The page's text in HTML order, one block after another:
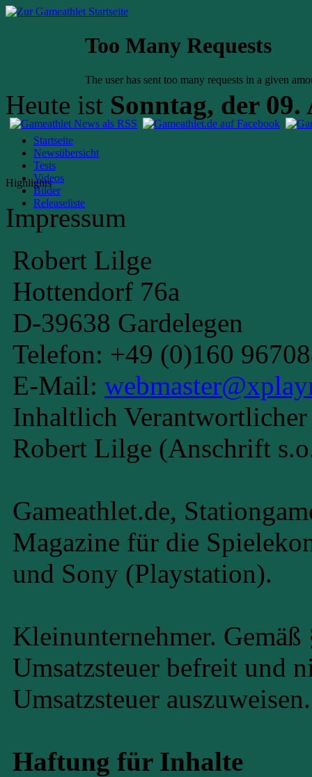
Heute ist Sonntag, der 09.
Startseite
Newsübersicht
Tests
Videos
Bilder
Releaseliste
Highlights
Impressum
Robert Lilge
Hottendorf 76a
D-39638 Gardelegen
Telefon: +49 (0)160
E-Mail:
Inhaltlich
Robert Lilge (Anschrift
Gameathlet.de,
Magazine für die
und Sony (Playstation).
Kleinunternehmer.
Umsatzsteuer befreit und
Umsatzsteuer auszuweisen.
Haftung für Inhalte